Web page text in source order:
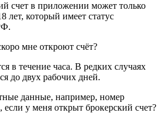
счет в приложении может только
лет, который имеет статус
мне откроют счёт?
в течение часа. В редких случаях
до двух рабочих дней.
данные, например, номер
у меня открыт брокерский счет?